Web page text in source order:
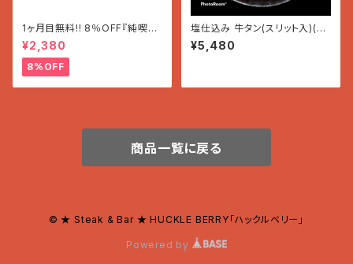
1ヶ月目無料!! 8％OFF『純喫茶
の昭和ブレンド』毎月200g(1
2〜19杯分)2580円→2380円
『純喫茶の昭和ブレンド』
¥2,380
8%OFF
塩仕込み 牛タン(スリット入)(50
0g×1パック)
¥5,480
商品一覧に戻る
© ★ Steak & Bar ★ HUCKLE BERRY「ハックルベリー」
Powered by